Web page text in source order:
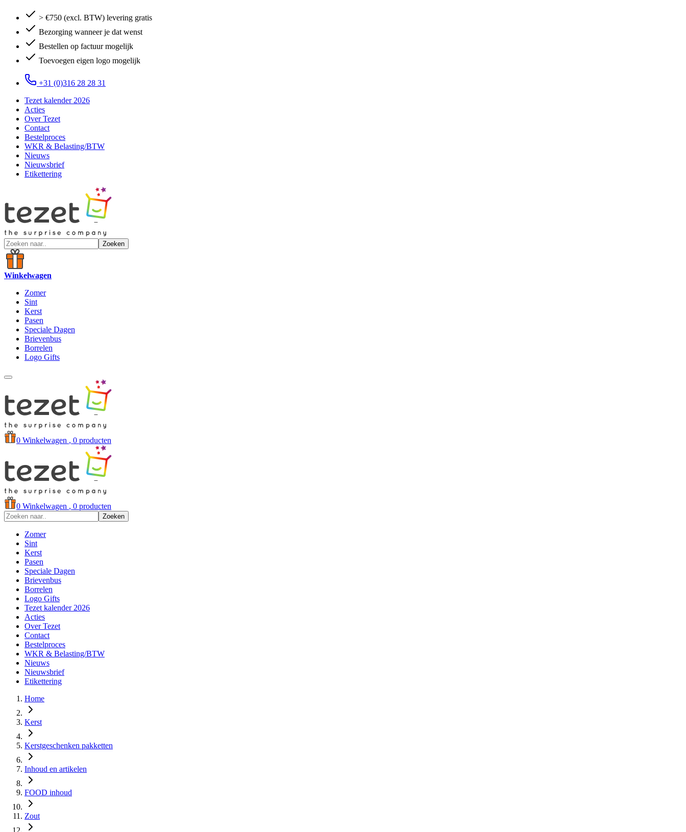
> €750 (excl. BTW) levering gratis
Bezorging wanneer je dat wenst
Bestellen op factuur mogelijk
Toevoegen eigen logo mogelijk
+31 (0)316 28 28 31
Tezet kalender 2026
Acties
Over Tezet
Contact
Bestelproces
WKR & Belasting/BTW
Nieuws
Nieuwsbrief
Etikettering
Zoeken
Winkelwagen
Zomer
Sint
Kerst
Pasen
Speciale Dagen
Brievenbus
Borrelen
Logo Gifts
0 Winkelwagen , 0 producten
0 Winkelwagen , 0 producten
Zoeken
Zomer
Sint
Kerst
Pasen
Speciale Dagen
Brievenbus
Borrelen
Logo Gifts
Tezet kalender 2026
Acties
Over Tezet
Contact
Bestelproces
WKR & Belasting/BTW
Nieuws
Nieuwsbrief
Etikettering
Home
Kerst
Kerstgeschenken pakketten
Inhoud en artikelen
FOOD inhoud
Zout